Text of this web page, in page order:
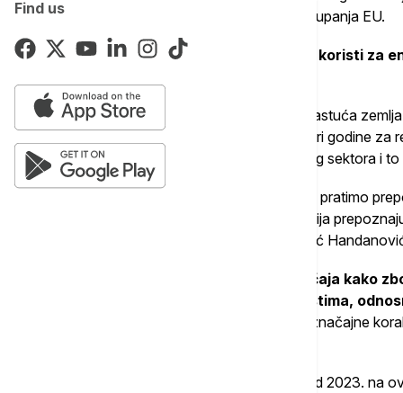
Find usspoji i integriše tržišta i pre zvaničnog pristupanja EU.
To, kako je navela, svakako ima svoje koristi za
"Meni je drago da je Srbija i dalje najbrže rastuća
sektoru, i to nije samo prošle godine, već tri godine
stabilizaciji, ubrzanom razvoju energetskog sektora i
Ono što je važno to je da se usklađujemo, pratimo
energetska zajednica, ali i Evropska komisija
buduće domaće zadatke", rekla je Đedović
Naglasila je da je to od izuzetnog značaja kako
Srbiji, tako i zbog povezanosti sa tržištima,
godini i prvim mesecima 2026. preduzela značajne
"Ako pogledamo ceo period, da kažem, od 2023. na